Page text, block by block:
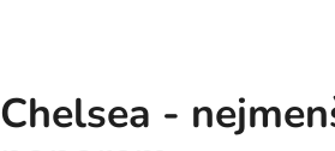
Chelsea -